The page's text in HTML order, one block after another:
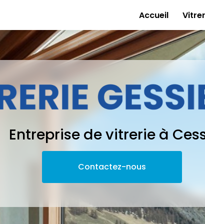
Accueil
Entreprise de vitrerie à
Contactez-nous